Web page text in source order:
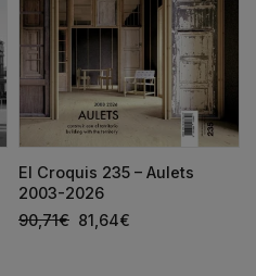
El Croquis 235 – Aulets
2003-2026
90,71€ 81,64€